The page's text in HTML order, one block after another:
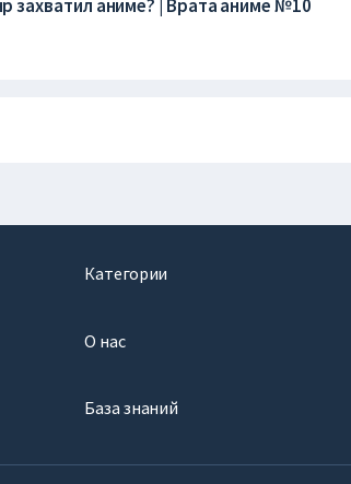
захватил аниме? | Врата аниме №10
Категории
О нас
База знаний